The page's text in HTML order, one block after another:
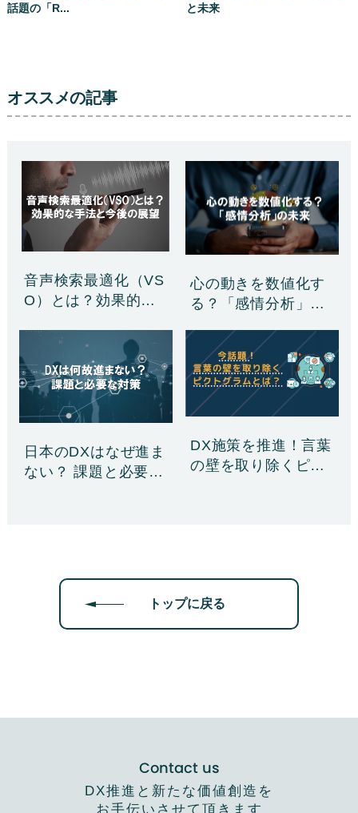
話題の「R...
と未来
オススメの記事
音声検索最適化（VS
O）とは？効果的な
心の動きを数値化す
る？「感情分析」の
日本のDXはなぜ進ま
ない？ 課題と必要
DX施策を推進！言葉
の壁を取り除くピク
トップに戻る
Contact us
DX推進と新たな価値創造を
お手伝いさせて頂きます